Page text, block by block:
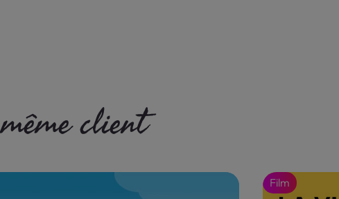
même client